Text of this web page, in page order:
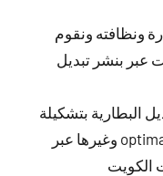
ونظافته ونقوم
عبر بنشر تبديل
البطارية بتشكيلة
من البطاريات ميشلان وهانكوك وoptima وغيرها عبر
الكويت